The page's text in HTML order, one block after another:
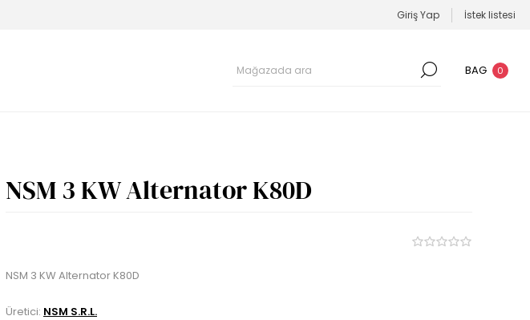
Giriş Yap İstek listesi
BAG 0
NSM 3 KW Alternator K80D
NSM 3 KW Alternator K80D
Üretici: NSM S.R.L.